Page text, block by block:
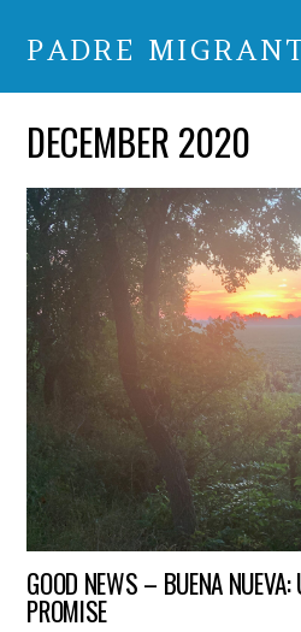
PADRE
DECEMBER 2020
GOOD NEWS – BUENA
PROMISE